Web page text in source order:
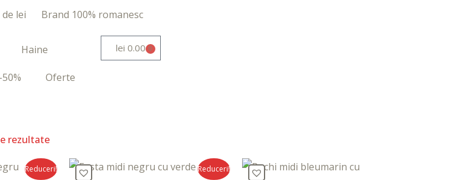
lei Brand 100% romanesc
Haine
Oferte
lei 0.00 0
rezultate
Reduceri! Reduceri!